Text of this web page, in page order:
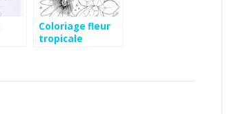
Coloriage fleur
tropicale